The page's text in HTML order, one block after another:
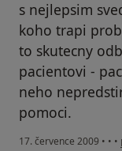
s nejlepsim
koho trapi
to skutecny
pacientovi -
neho
pomoci.
17. července 2009 • • •